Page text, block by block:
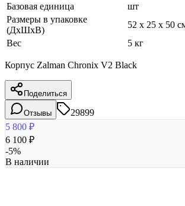
Базовая единица
шт
Размеры в упаковке
(ДхШхВ)
52 x 25 x 50
Вес
5 кг
Корпус Zalman Chronix V2 Black
Поделиться
Отзывы
29899
5 800 ₽
6 100 ₽
-5%
В наличии